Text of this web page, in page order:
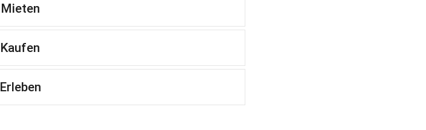
Mieten
Kaufen
Erleben